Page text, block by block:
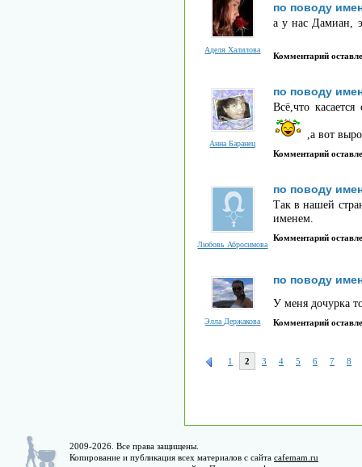
Аделя Халилова
по поводу
а у нас Дамиан,
Комментарий
Анна Баранец
по поводу
Всё,что
,а вот
Комментарий
Любовь Абросимова
по поводу
Так в нашей
именем.
Комментарий
Элла Держакова
по поводу
У меня дочурка
Комментарий
1 2 3 4 5 6 7 8
2009-2026. Все права защищены.
Копирование и публикация всех материалов с сайта cafemam.ru